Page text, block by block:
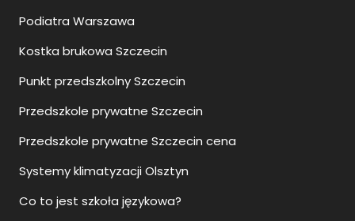
Podiatra Warszawa
Kostka brukowa Szczecin
Punkt przedszkolny Szczecin
Przedszkole prywatne Szczecin
Przedszkole prywatne Szczecin cena
Systemy klimatyzacji Olsztyn
Co to jest szkoła językowa?